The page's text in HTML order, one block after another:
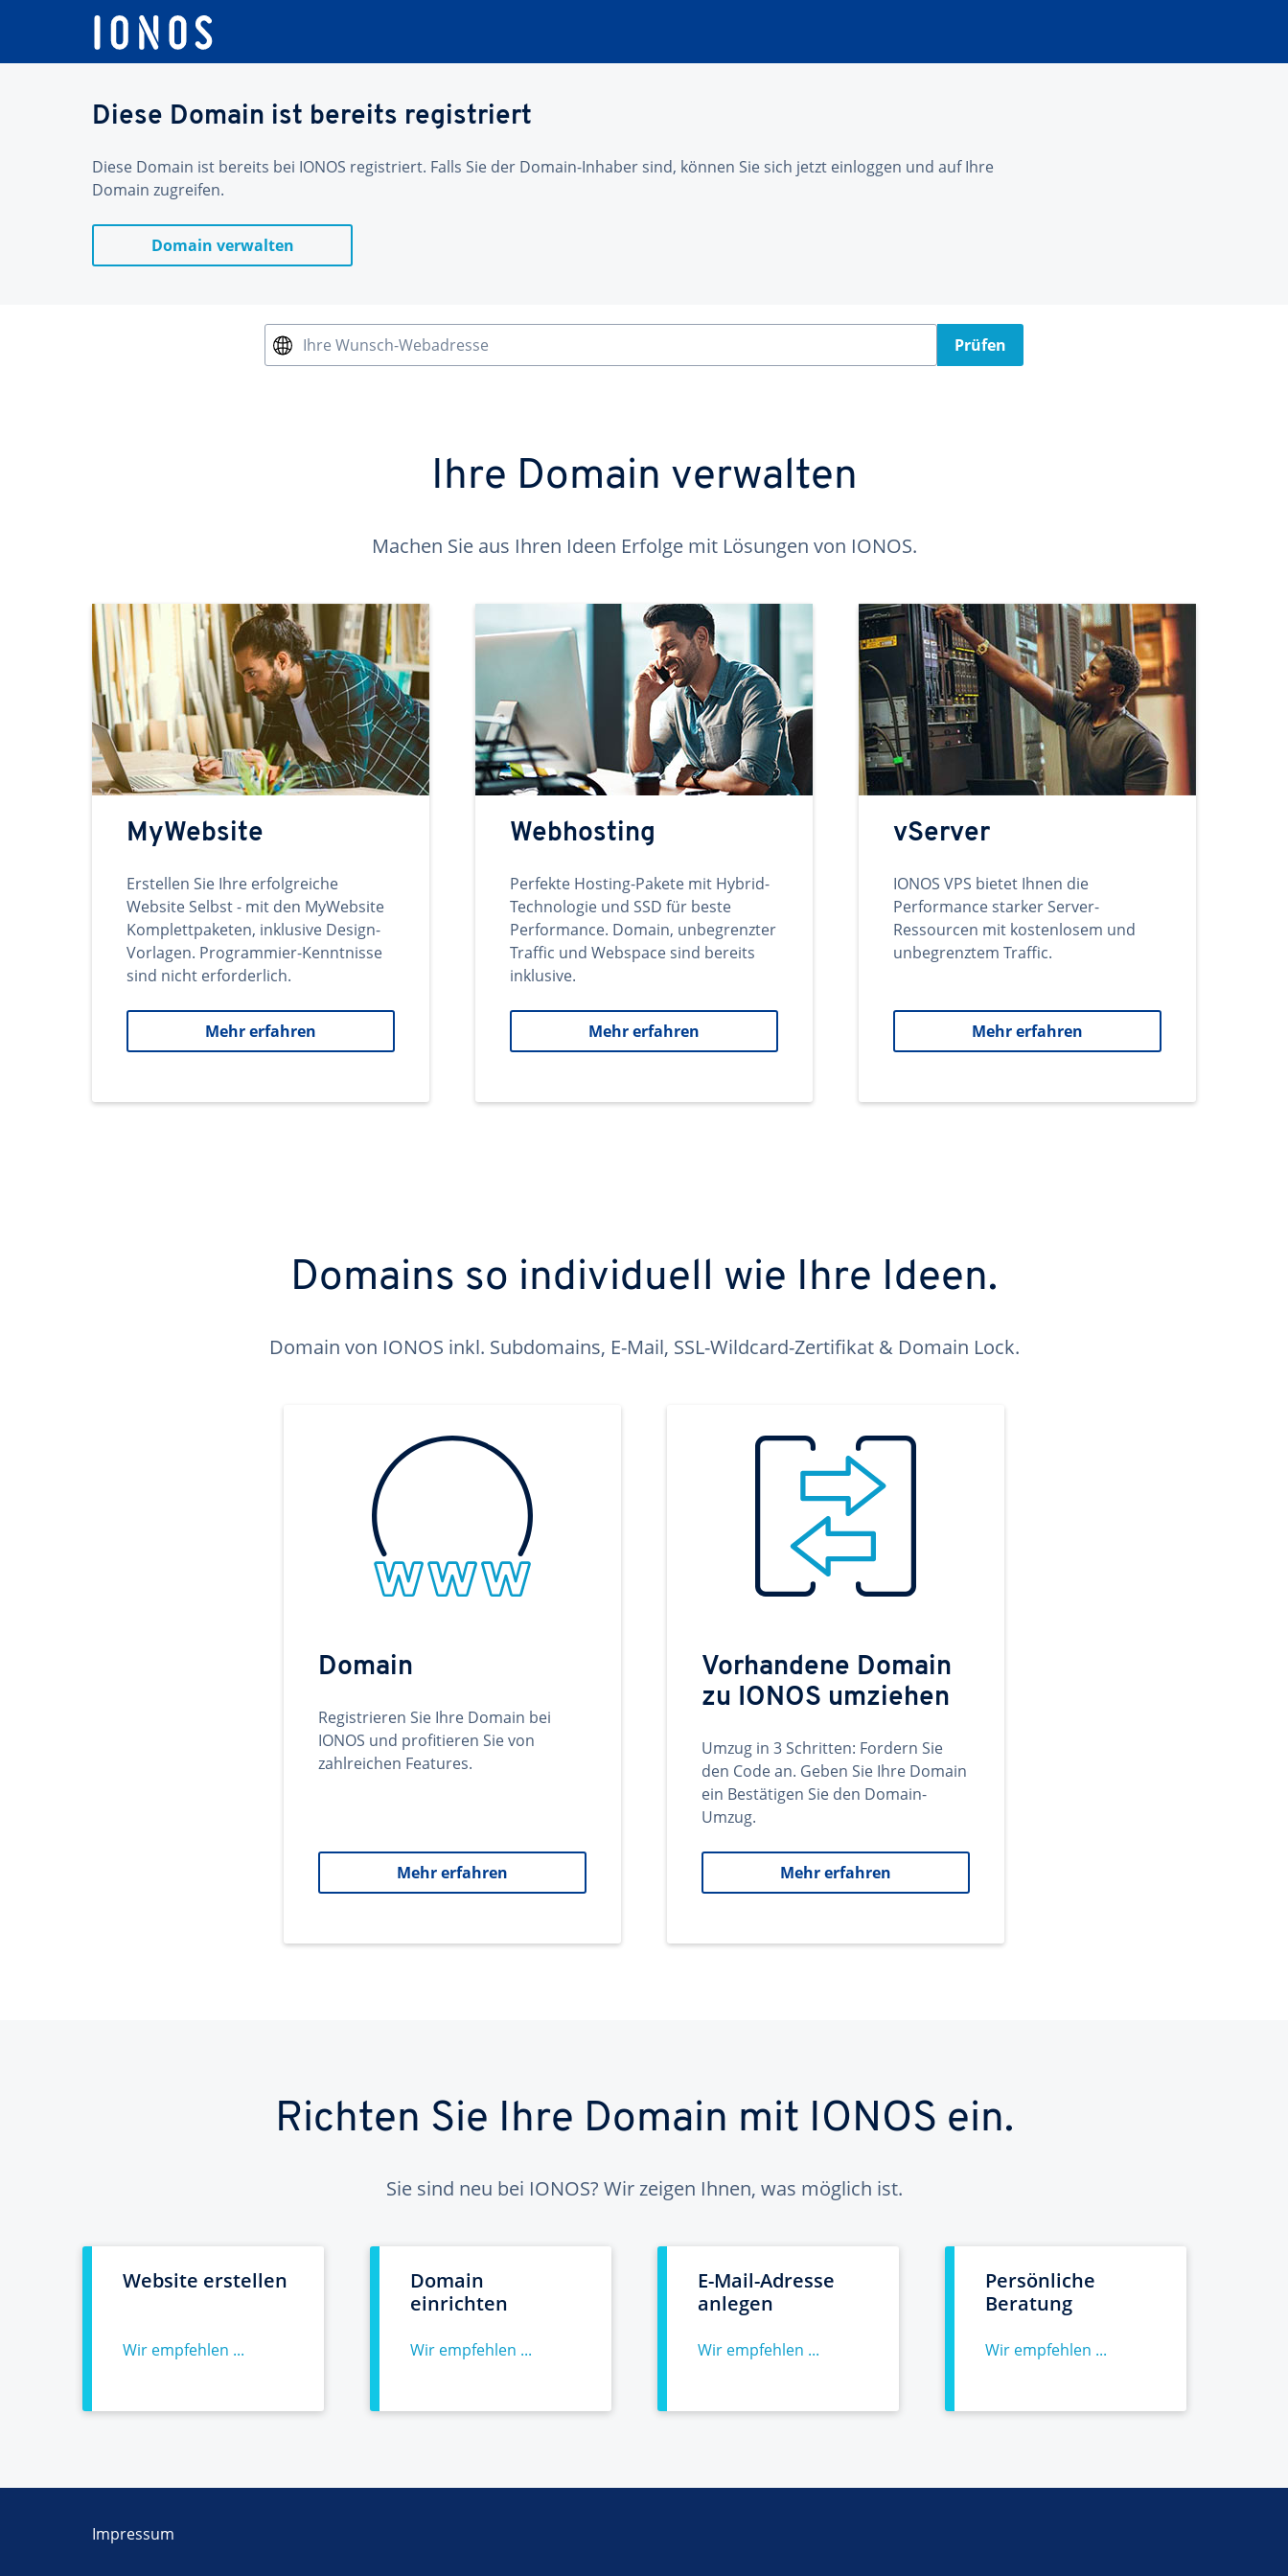
Diese Domain ist bereits registriert
Diese Domain ist bereits bei IONOS registriert. Falls Sie der Domain-Inhaber sind, können Sie sich jetzt einloggen und auf Ihre
Domain zugreifen.
Domain verwalten
Ihre Wunsch-Webadresse Prüfen
Ihre Domain verwalten
Machen Sie aus Ihren Ideen Erfolge mit Lösungen von IONOS.
MyWebsite
Erstellen Sie Ihre erfolgreiche
Website Selbst - mit den MyWebsite
Komplettpaketen, inklusive Design-
Vorlagen. Programmier-Kenntnisse
sind nicht erforderlich.
Mehr erfahren
Webhosting
Perfekte Hosting-Pakete mit Hybrid-
Technologie und SSD für beste
Performance. Domain, unbegrenzter
Traffic und Webspace sind bereits
inklusive.
Mehr erfahren
vServer
IONOS VPS bietet Ihnen die
Performance starker Server-
Ressourcen mit kostenlosem und
unbegrenztem Traffic.
Mehr erfahren
Domains so individuell wie Ihre Ideen.
Domain von IONOS inkl. Subdomains, E-Mail, SSL-Wildcard-Zertifikat & Domain Lock.
Domain
Registrieren Sie Ihre Domain bei
IONOS und profitieren Sie von
zahlreichen Features.
Mehr erfahren
Vorhandene Domain
zu IONOS umziehen
Umzug in 3 Schritten: Fordern Sie
den Code an. Geben Sie Ihre Domain
ein Bestätigen Sie den Domain-
Umzug.
Mehr erfahren
Richten Sie Ihre Domain mit IONOS ein.
Sie sind neu bei IONOS? Wir zeigen Ihnen, was möglich ist.
Website erstellen
Wir empfehlen ...
Domain
einrichten
Wir empfehlen ...
E-Mail-Adresse
anlegen
Wir empfehlen ...
Persönliche
Beratung
Wir empfehlen ...
Impressum